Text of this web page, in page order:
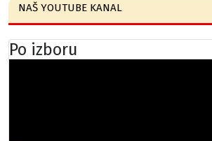
NAŠ YOUTUBE KANAL
Po izboru